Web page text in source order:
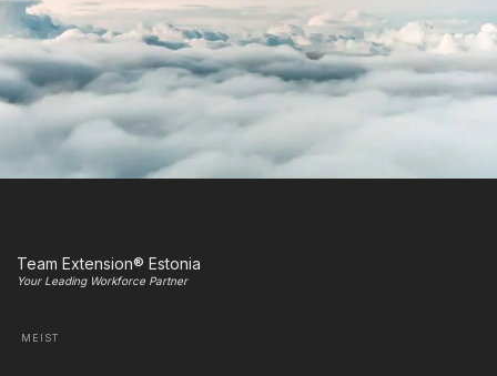
Team Extension® Estonia
Your Leading Workforce Partner
MEIST